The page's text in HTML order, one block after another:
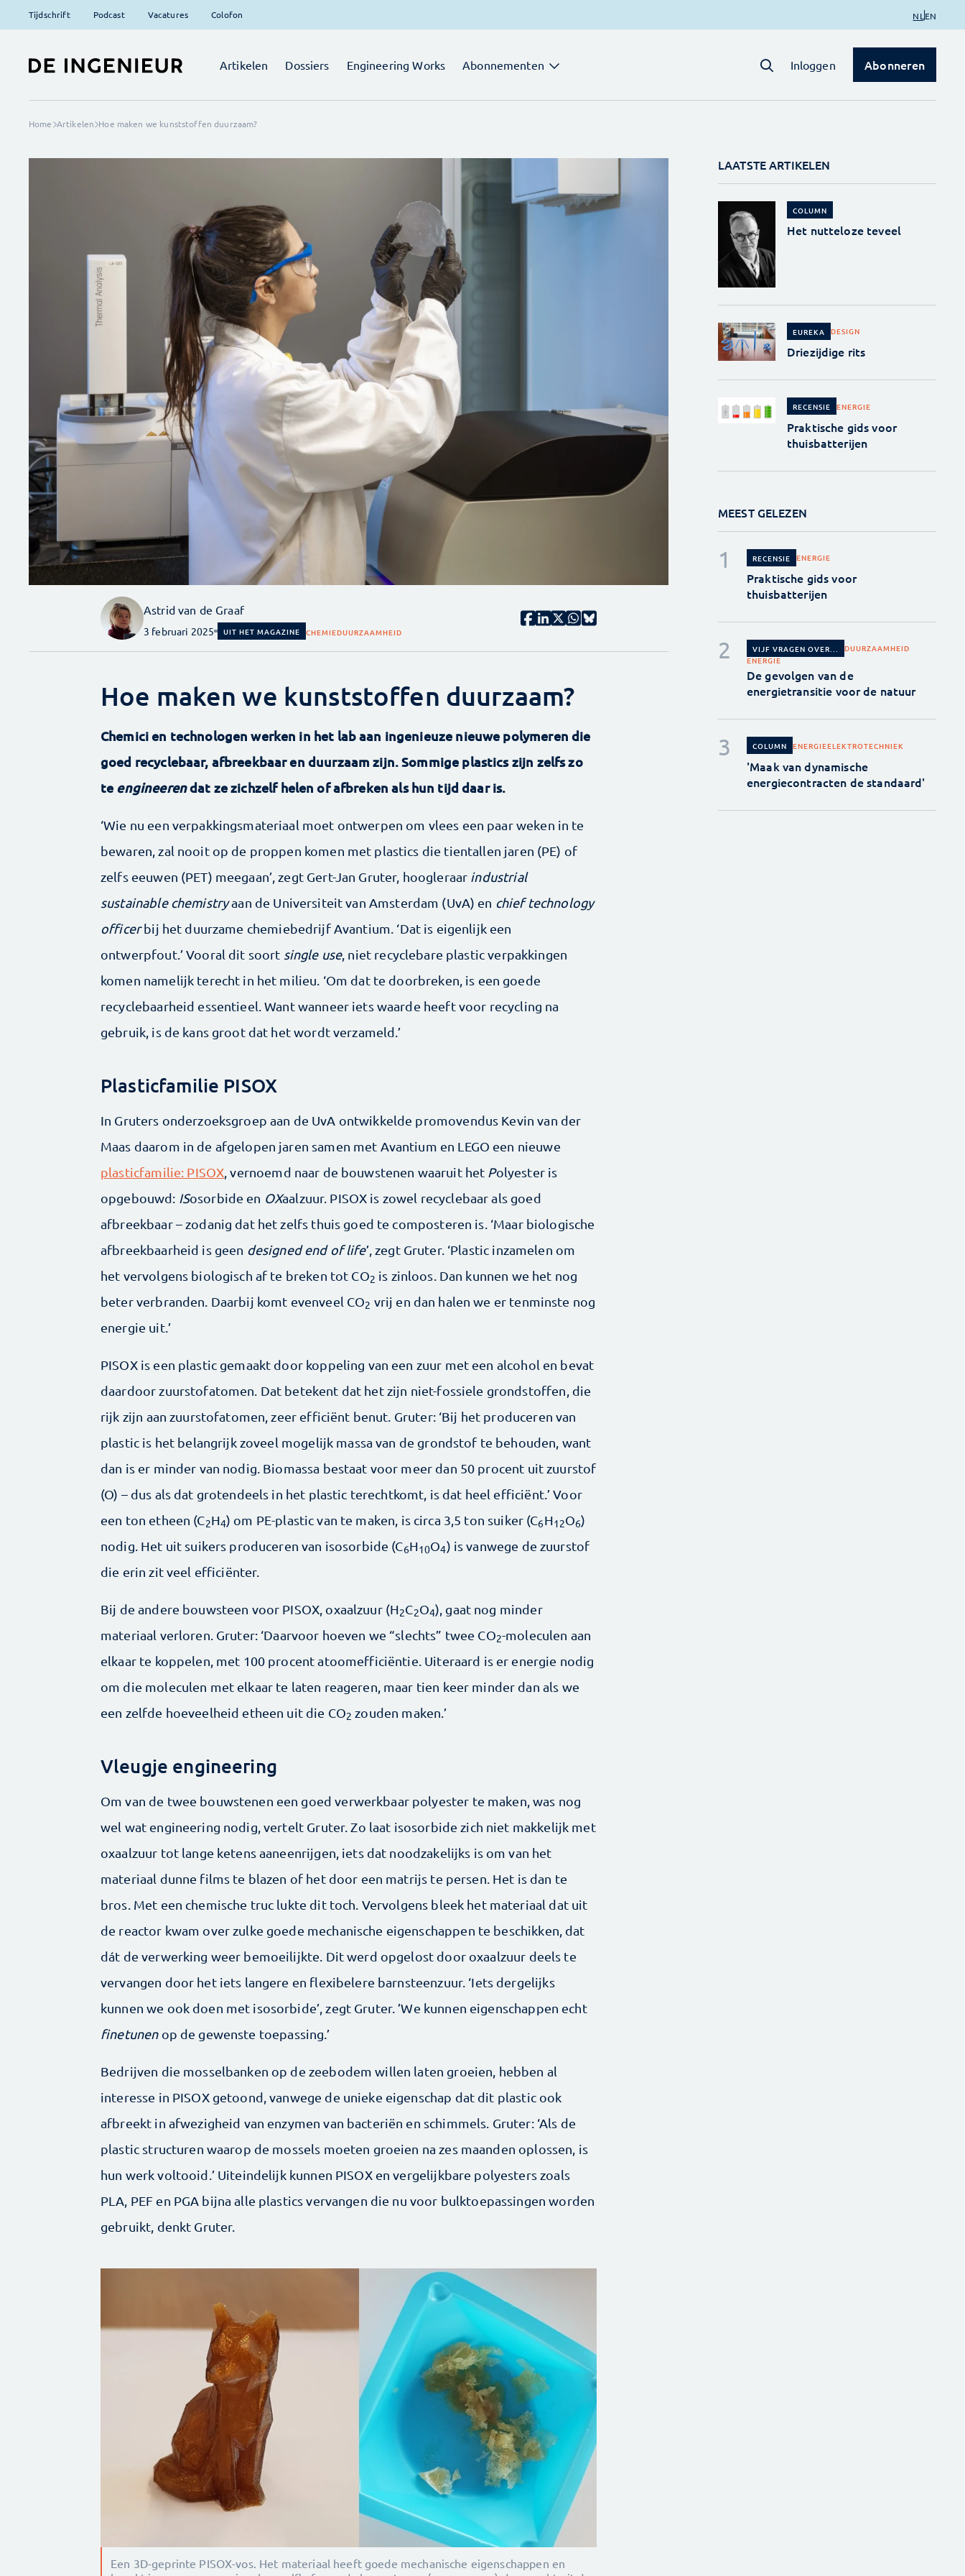
Tijdschrift Podcast Vacatures Colofon NL EN
Artikelen Dossiers Engineering Works Abonnementen Inloggen Abonneren
Home Artikelen Hoe maken we kunststoffen duurzaam?
Astrid van de Graaf
3 februari 2025 UIT HET MAGAZINE CHEMIEDUURZAAMHEID
Hoe maken we kunststoffen duurzaam?
Chemici en technologen werken in het lab aan ingenieuze nieuwe polymeren die
goed recyclebaar, afbreekbaar en duurzaam zijn. Sommige plastics zijn zelfs zo
te engineerendat ze zichzelf helen of afbreken als hun tijd daar is.
‘Wie nu een verpakkingsmateriaal moet ontwerpen om vlees een paar weken in te
bewaren, zal nooit op de proppen komen met plastics die tientallen jaren (PE) of
zelfs eeuwen (PET) meegaan’, zegt Gert-Jan Gruter, hoogleraar industrial
sustainable chemistryaan de Universiteit van Amsterdam (UvA) en chief technology
officerbij het duurzame chemiebedrijf Avantium. ‘Dat is eigenlijk een
ontwerpfout.’ Vooral dit soort single use, niet recyclebare plastic verpakkingen
komen namelijk terecht in het milieu. ‘Om dat te doorbreken, is een goede
recyclebaarheid essentieel. Want wanneer iets waarde heeft voor recycling na
gebruik, is de kans groot dat het wordt verzameld.’
Plasticfamilie PISOX
In Gruters onderzoeksgroep aan de UvA ontwikkelde promovendus Kevin van der
Maas daarom in de afgelopen jaren samen met Avantium en LEGO een nieuwe
plasticfamilie: PISOX , vernoemd naar de bouwstenen waaruit het Polyester is
opgebouwd: ISosorbide en OXaalzuur. PISOX is zowel recyclebaar als goed
afbreekbaar – zodanig dat het zelfs thuis goed te composteren is. ‘Maar biologische
afbreekbaarheid is geen designed end of life’, zegt Gruter. ‘Plastic inzamelen om
het vervolgens biologisch af te breken tot CO2 is zinloos. Dan kunnen we het nog
beter verbranden. Daarbij komt evenveel CO2 vrij en dan halen we er tenminste nog
energie uit.’
PISOX is een plastic gemaakt door koppeling van een zuur met een alcohol en bevat
daardoor zuurstofatomen. Dat betekent dat het zijn niet-fossiele grondstoffen, die
rijk zijn aan zuurstofatomen, zeer efficiënt benut. Gruter: ‘Bij het produceren van
plastic is het belangrijk zoveel mogelijk massa van de grondstof te behouden, want
dan is er minder van nodig. Biomassa bestaat voor meer dan 50 procent uit zuurstof
(O) – dus als dat grotendeels in het plastic terechtkomt, is dat heel efficiënt.’ Voor
een ton etheen (C2H4) om PE-plastic van te maken, is circa 3,5 ton suiker (C6H12O6)
nodig. Het uit suikers produceren van isosorbide (C6H10O4) is vanwege de zuurstof
die erin zit veel efficiënter.
Bij de andere bouwsteen voor PISOX, oxaalzuur (H2C2O4), gaat nog minder
materiaal verloren. Gruter: ‘Daarvoor hoeven we “slechts” twee CO2-moleculen aan
elkaar te koppelen, met 100 procent atoomefficiëntie. Uiteraard is er energie nodig
om die moleculen met elkaar te laten reageren, maar tien keer minder dan als we
een zelfde hoeveelheid etheen uit die CO2 zouden maken.’
Vleugje engineering
Om van de twee bouwstenen een goed verwerkbaar polyester te maken, was nog
wel wat engineering nodig, vertelt Gruter. Zo laat isosorbide zich niet makkelijk met
oxaalzuur tot lange ketens aaneenrijgen, iets dat noodzakelijks is om van het
materiaal dunne films te blazen of het door een matrijs te persen. Het is dan te
bros. Met een chemische truc lukte dit toch. Vervolgens bleek het materiaal dat uit
de reactor kwam over zulke goede mechanische eigenschappen te beschikken, dat
dát de verwerking weer bemoeilijkte. Dit werd opgelost door oxaalzuur deels te
vervangen door het iets langere en flexibelere barnsteenzuur. ‘Iets dergelijks
kunnen we ook doen met isosorbide’, zegt Gruter. ’We kunnen eigenschappen echt
finetunenop de gewenste toepassing.’
Bedrijven die mosselbanken op de zeebodem willen laten groeien, hebben al
interesse in PISOX getoond, vanwege de unieke eigenschap dat dit plastic ook
afbreekt in afwezigheid van enzymen van bacteriën en schimmels. Gruter: ‘Als de
plastic structuren waarop de mossels moeten groeien na zes maanden oplossen, is
hun werk voltooid.’ Uiteindelijk kunnen PISOX en vergelijkbare polyesters zoals
PLA, PEF en PGA bijna alle plastics vervangen die nu voor bulktoepassingen worden
gebruikt, denkt Gruter.
Een 3D-geprinte PISOX-vos. Het materiaal heeft goede mechanische eigenschappen en
LAATSTE ARTIKELEN
COLUMN
Het nutteloze teveel
EUREKA DESIGN
Driezijdige rits
RECENSIE ENERGIE
Praktische gids voor
thuisbatterijen
MEEST GELEZEN
RECENSIE ENERGIE
Praktische gids voor
thuisbatterijen
VIJF VRAGEN OVER...
DUURZAAMHEID
ENERGIE
De gevolgen van de
energietransitie voor de natuur
COLUMN ENERGIEELEKTROTECHNIEK
'Maak van dynamische
energiecontracten de standaard'